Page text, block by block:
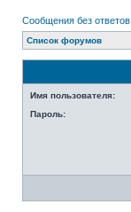
Сообщения без ответов
Список форумов
Имя пользователя:
Пароль: